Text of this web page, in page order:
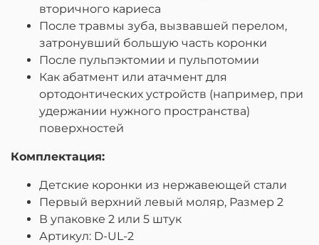
вторичного кариеса
После травмы зуба, вызвавшей перелом,
затронувший большую часть коронки
После пульпэктомии и пульпотомии
Как абатмент или атачмент для
ортодонтических устройств (например, при
удержании нужного пространства)
поверхностей
Комплектация:
Детские коронки из нержавеющей стали
Первый верхний левый моляр, Размер 2
В упаковке 2 или 5 штук
Артикул: D-UL-2